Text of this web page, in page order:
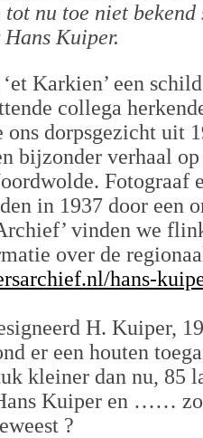
tot nu toe niet
Kuiper.
Karkien’ een
collega
dorpsgezicht uit
bijzonder verhaal
Fotograaf
in 1937 door een
vinden we
over de
hans-
H. Kuiper,
er een houten
kleiner dan nu, 85
Kuiper en ……
?